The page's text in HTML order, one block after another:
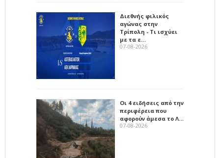
Διεθνής φιλικός
αγώνας στην
Τρίπολη - Τι ισχύει
με τα ε…
07-08-2026
Οι 4 ειδήσεις από την
περιφέρεια που
αφορούν άμεσα το Λ…
07-08-2026